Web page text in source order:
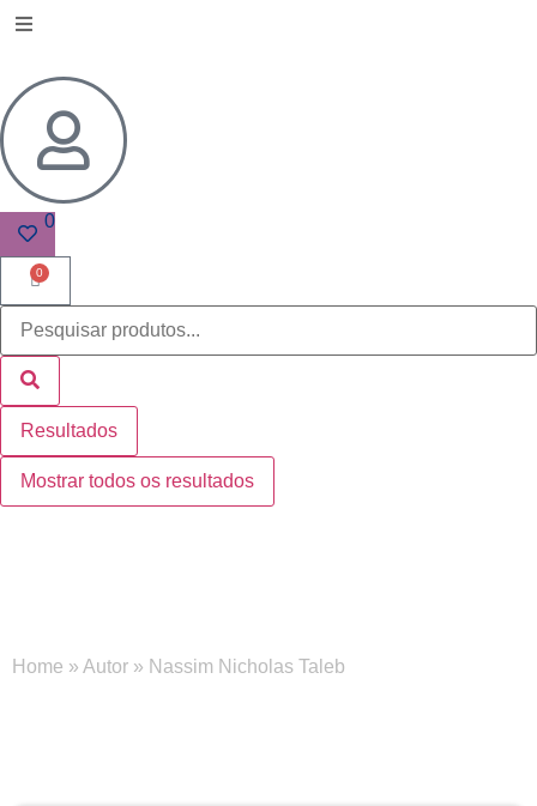
0
0
Resultados
Mostrar todos os resultados
Home » Autor » Nassim Nicholas Taleb